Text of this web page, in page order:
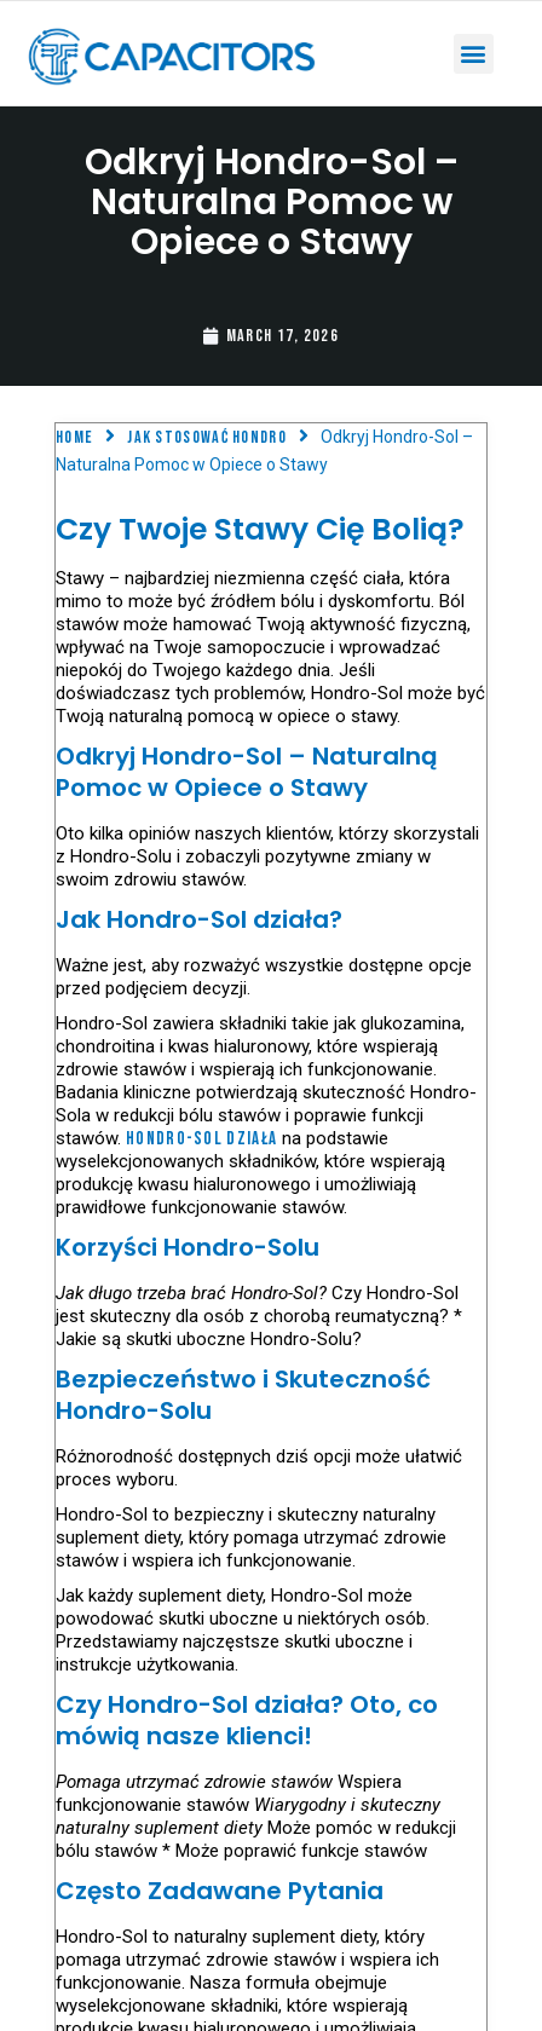
Odkryj Hondro-Sol –
Naturalna Pomoc w
Opiece o Stawy
March 17, 2026
Home Jak stosować Hondro
Odkryj Hondro-Sol –
Naturalna Pomoc w Opiece o Stawy
Czy Twoje Stawy Cię Bolią?
Stawy – najbardziej niezmienna część ciała, która
mimo to może być źródłem bólu i dyskomfortu. Ból
stawów może hamować Twoją aktywność fizyczną,
wpływać na Twoje samopoczucie i wprowadzać
niepokój do Twojego każdego dnia. Jeśli
doświadczasz tych problemów, Hondro-Sol może być
Twoją naturalną pomocą w opiece o stawy.
Odkryj Hondro-Sol – Naturalną
Pomoc w Opiece o Stawy
Oto kilka opiniów naszych klientów, którzy skorzystali
z Hondro-Solu i zobaczyli pozytywne zmiany w
swoim zdrowiu stawów.
Jak Hondro-Sol działa?
Ważne jest, aby rozważyć wszystkie dostępne opcje
przed podjęciem decyzji.
Hondro-Sol zawiera składniki takie jak glukozamina,
chondroitina i kwas hialuronowy, które wspierają
zdrowie stawów i wspierają ich funkcjonowanie.
Badania kliniczne potwierdzają skuteczność Hondro-
Sola w redukcji bólu stawów i poprawie funkcji
stawów. Hondro-Sol działa na podstawie
wyselekcjonowanych składników, które wspierają
produkcję kwasu hialuronowego i umożliwiają
prawidłowe funkcjonowanie stawów.
Korzyści Hondro-Solu
Jak długo trzeba brać Hondro-Sol? Czy Hondro-Sol
jest skuteczny dla osób z chorobą reumatyczną? *
Jakie są skutki uboczne Hondro-Solu?
Bezpieczeństwo i Skuteczność
Hondro-Solu
Różnorodność dostępnych dziś opcji może ułatwić
proces wyboru.
Hondro-Sol to bezpieczny i skuteczny naturalny
suplement diety, który pomaga utrzymać zdrowie
stawów i wspiera ich funkcjonowanie.
Jak każdy suplement diety, Hondro-Sol może
powodować skutki uboczne u niektórych osób.
Przedstawiamy najczęstsze skutki uboczne i
instrukcje użytkowania.
Czy Hondro-Sol działa? Oto, co
mówią nasze klienci!
Pomaga utrzymać zdrowie stawów Wspiera
funkcjonowanie stawów Wiarygodny i skuteczny
naturalny suplement diety Może pomóc w redukcji
bólu stawów * Może poprawić funkcje stawów
Często Zadawane Pytania
Hondro-Sol to naturalny suplement diety, który
pomaga utrzymać zdrowie stawów i wspiera ich
funkcjonowanie. Nasza formuła obejmuje
wyselekcjonowane składniki, które wspierają